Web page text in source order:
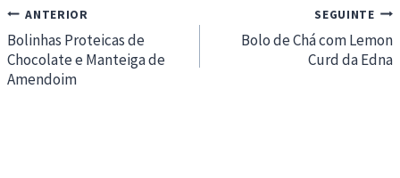
Navegação
de
artigos
ANTERIOR
Bolinhas Proteicas de
Chocolate e Manteiga de
Amendoim
SEGUINTE
Bolo de Chá com Lemon
Curd da Edna